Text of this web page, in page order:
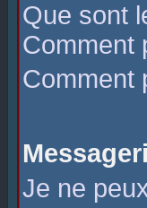
Que sont
Comment
Comment
Je ne